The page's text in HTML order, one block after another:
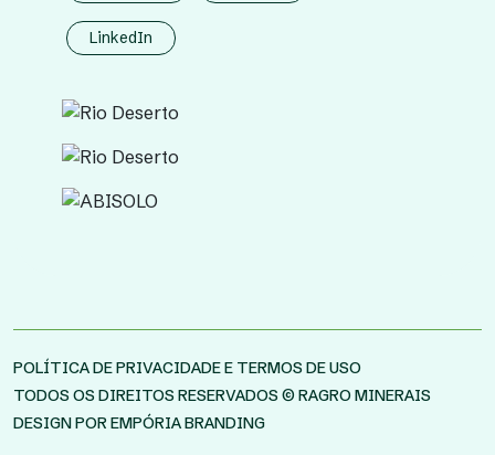
LinkedIn
POLÍTICA DE PRIVACIDADEE TERMOS DE USO
TODOS OS DIREITOS RESERVADOS © RAGRO MINERAIS
DESIGN POR EMPÓRIA BRANDING